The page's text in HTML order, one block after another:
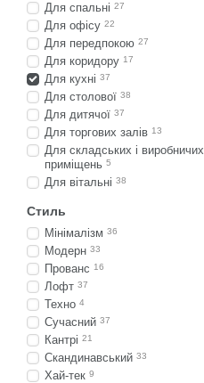
Для спальні 27
Для офісу 22
Для передпокою 27
Для коридору 17
Для кухні 37
Для столової 38
Для дитячої 37
Для торгових залів 13
Для складських і виробничих
приміщень 5
Для вітальні 38
Стиль
Мінімалізм 36
Модерн 33
Прованс 16
Лофт 37
Техно 4
Сучасний 37
Кантрі 21
Скандинавський 33
Хай-тек 9